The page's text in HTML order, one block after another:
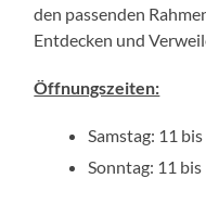
den passenden
Entdecken und
Öffnungszeiten:
Samstag: 11
Sonntag: 11